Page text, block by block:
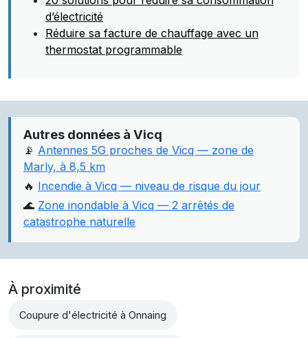
d’électricité
Réduire sa facture de chauffage avec un
thermostat programmable
Autres données à Vicq
📡 Antennes 5G proches de Vicq — zone de
Marly, à 8,5 km
🔥 Incendie à Vicq — niveau de risque du jour
🌊 Zone inondable à Vicq — 2 arrêtés de
catastrophe naturelle
À proximité
Coupure d'électricité à Onnaing